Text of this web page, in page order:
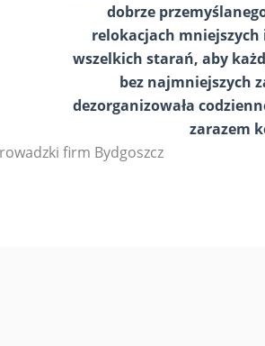
dobrze
relokacjach mniejszych
wszelkich starań, aby
bez najmniejszych
dezorganizowała
zarazem